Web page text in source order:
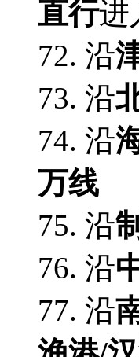
直行进
72. 沿
73. 沿
74. 沿
万线
75. 沿
76. 沿
77. 沿